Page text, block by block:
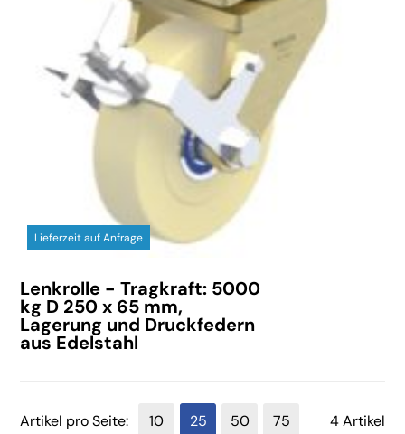
Lieferzeit auf Anfrage
Lenkrolle - Tragkraft: 5000
kg D 250 x 65 mm,
Lagerung und Druckfedern
aus Edelstahl
4 Artikel
Artikel pro Seite: 10 25 50 75